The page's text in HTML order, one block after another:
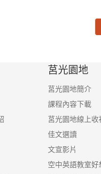
莒光園地
莒光園地簡介
課程內容下載
莒光園地線上收
佳文選讀
文宣影片
空中英語教室好